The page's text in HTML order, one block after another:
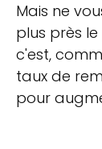
Mais ne
plus près
c'est,
taux de
pour